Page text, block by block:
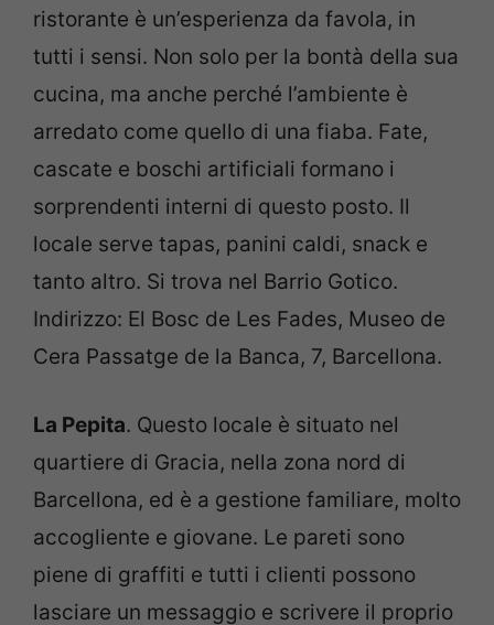
ristorante è un’esperienza da favola, in
tutti i sensi. Non solo per la bontà della sua
cucina, ma anche perché l’ambiente è
arredato come quello di una fiaba. Fate,
cascate e boschi artificiali formano i
sorprendenti interni di questo posto. Il
locale serve tapas, panini caldi, snack e
tanto altro. Si trova nel Barrio Gotico.
Indirizzo: El Bosc de Les Fades, Museo de
Cera Passatge de la Banca, 7, Barcellona.
La Pepita. Questo locale è situato nel
quartiere di Gracia, nella zona nord di
Barcellona, ed è a gestione familiare, molto
accogliente e giovane. Le pareti sono
piene di graffiti e tutti i clienti possono
lasciare un messaggio e scrivere il proprio